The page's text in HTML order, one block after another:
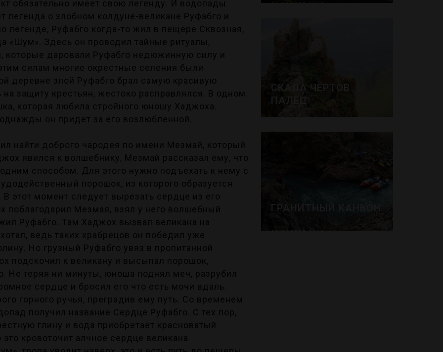
обязательно имеет свою легенду. И водопады
легенда о злобном колдуне-великане Руфабго и
Руфабго когда-то жил в пещере Сквозная,
«Шум». Здесь он проводил тайные ритуалы,
даровали Руфабго недюжинную силу и
силам многие окрестные селения были
деревне злой Руфабго брал самую красивую
защиту крестьян, жестоко расправлялся. В одном
которая любила стройного юношу Хаджоха.
он придет за его возлюбленной.
найти доброго чародея по имени Мезмай, который
явился к волшебнику, Мезмай рассказал ему, что
способом. Для этого нужно подъехать к нему с
порошок, из которого образуется
этот момент следует вырезать сердце из его
поблагодарил Мезмая, взял у него волшебный
Руфабго. Там Хаджох вызвал великана на
ведь таких храбрецов он победил уже
Но грузный Руфабго увяз в пропитанной
подскочил к великану и высыпал порошок,
Не теряя ни минуты, юноша поднял меч, разрубил
сердце и бросил его что есть мочи вдаль.
горного ручья, преградив ему путь. Со временем
получил название Сердце Руфабго. С тех пор,
глину и вода приобретает красноватый
кровоточит алчное сердце великана
28 НОЯБРЯ 2018
СКАЛА ЧЁРТОВ
ПАЛЕЦ
ГРАНИТНЫЙ КАНЬОН
28 НОЯБРЯ 2018